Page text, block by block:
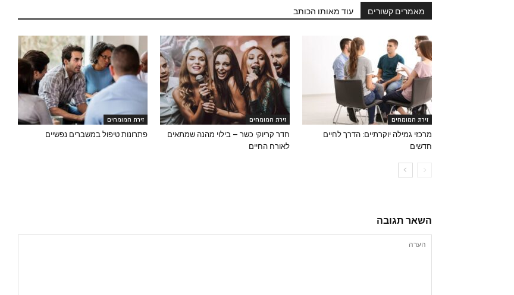
מאמרים קשורים עוד מאותו הכותב
זירת המומחים
מרכזי גמילה יוקרתיים: הדרך לחיים
חדשים
זירת המומחים
חדר קריוקי כשר – בילוי מהנה שמתאים
לאורח החיים
זירת המומחים
פתרונות טיפול במשברים נפשיים
השאר תגובה